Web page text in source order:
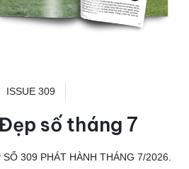
ISSUE 309
số tháng 7
309 PHÁT HÀNH THÁNG 7/2026.